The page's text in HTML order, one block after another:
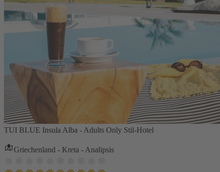
TUI BLUE Insula Alba - Adults Only Stil-Hotel
Griechenland - Kreta - Analipsis